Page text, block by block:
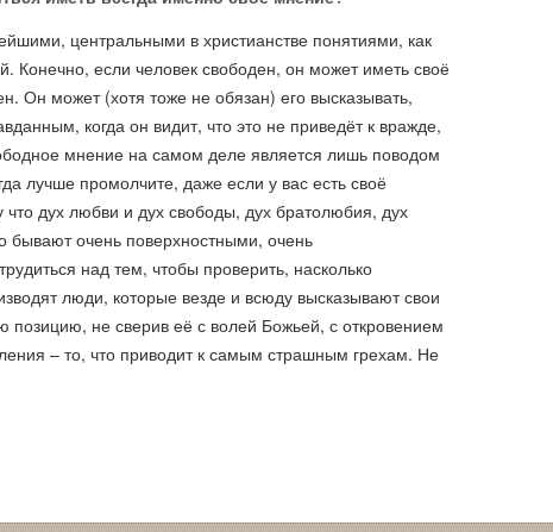
центральными в христианстве понятиями, как
Конечно, если человек свободен, он может иметь своё
Он может (хотя тоже не обязан) его высказывать,
когда он видит, что это не приведёт к вражде,
мнение на самом деле является лишь поводом
лучше промолчите, даже если у вас есть своё
дух любви и дух свободы, дух братолюбия, дух
бывают очень поверхностными, очень
над тем, чтобы проверить, насколько
люди, которые везде и всюду высказывают свои
не сверив её с волей Божьей, с откровением
– то, что приводит к самым страшным грехам. Не